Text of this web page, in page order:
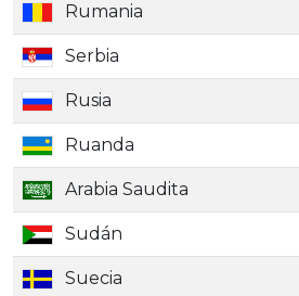
Rumania
Serbia
Rusia
Ruanda
Arabia Saudita
Sudán
Suecia